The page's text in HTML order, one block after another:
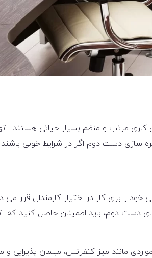
مرتب و منظم بسیار حیاتی هستند.
دست دوم اگر در شرایط خوبی باشند
را برای کار در اختیار کارمندان قرار
دست دوم، باید اطمینان حاصل کنید که
مانند میز کنفرانس، مبلمان پذیرایی و